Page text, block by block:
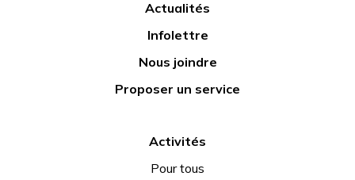
Actualités
Infolettre
Nous joindre
Proposer un service
Activités
Pour tous